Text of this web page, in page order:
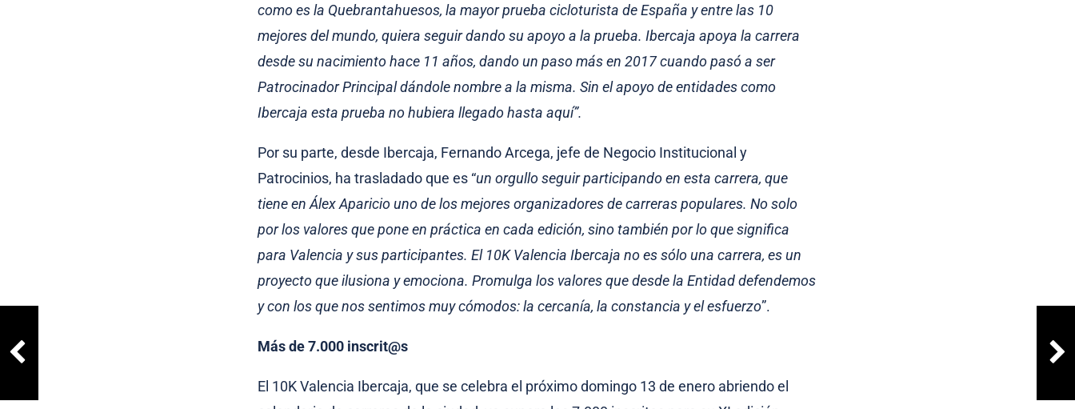
como es la Quebrantahuesos, la mayor prueba cicloturista de España y entre las 10
mejores del mundo, quiera seguir dando su apoyo a la prueba. Ibercaja apoya la carrera
desde su nacimiento hace 11 años, dando un paso más en 2017 cuando pasó a ser
Patrocinador Principal dándole nombre a la misma. Sin el apoyo de entidades como
Ibercaja esta prueba no hubiera llegado hasta aquí”.
Por su parte, desde Ibercaja, Fernando Arcega, jefe de Negocio Institucional y
Patrocinios, ha trasladado que es “un orgullo seguir participando en esta carrera, que
tiene en Álex Aparicio uno de los mejores organizadores de carreras populares. No solo
por los valores que pone en práctica en cada edición, sino también por lo que significa
para Valencia y sus participantes. El 10K Valencia Ibercaja no es sólo una carrera, es un
proyecto que ilusiona y emociona. Promulga los valores que desde la Entidad defendemos
y con los que nos sentimos muy cómodos: la cercanía, la constancia y el esfuerzo”.
Más de 7.000 inscrit@s
El 10K Valencia Ibercaja, que se celebra el próximo domingo 13 de enero abriendo el